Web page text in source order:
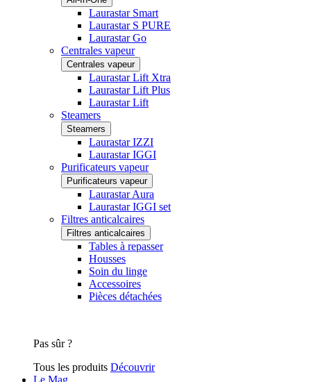
Laurastar Smart
Laurastar S PURE
Laurastar Go
Centrales vapeur
Centrales vapeur
Laurastar Lift Xtra
Laurastar Lift Plus
Laurastar Lift
Steamers
Steamers
Laurastar IZZI
Laurastar IGGI
Purificateurs vapeur
Purificateurs vapeur
Laurastar Aura
Laurastar IGGI set
Filtres anticalcaires
Filtres anticalcaires
Tables à repasser
Housses
Soin du linge
Accessoires
Pièces détachées
Pas sûr ?
Tous les produits Découvrir
Le Mag